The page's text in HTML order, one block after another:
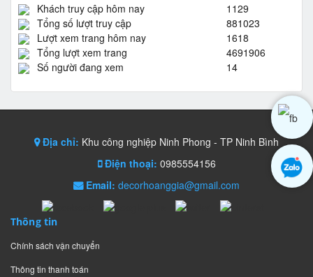
Khách truy cập hôm nay
1129
Tổng số lượt truy cập
881023
Lượt xem trang hôm nay
1618
Tổng lượt xem trang
4691906
Số người đang xem
14
Địa chỉ: Khu công nghiệp Ninh Phong - TP Ninh Bình
Điện thoại: 0985554156
Email: decorhoanggia@gmail.com
Thông tin
Chính sách vận chuyển
Thông tin thanh toán